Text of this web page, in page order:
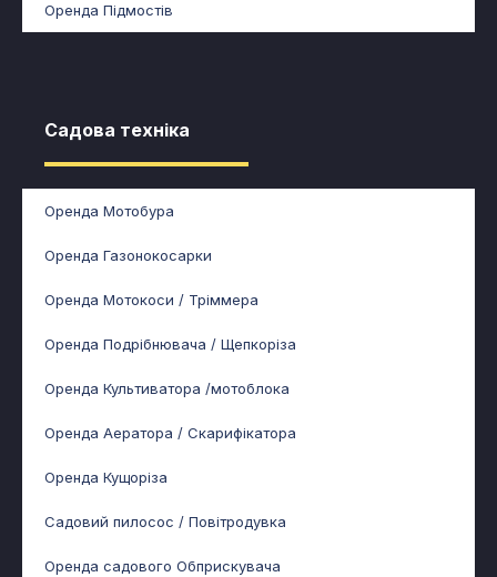
Оренда Підмостів
Садова техніка​
Оренда Мотобура
Оренда Газонокосарки
Оренда Мотокоси / Тріммера
Оренда Подрібнювача / Щепкоріза
Оренда Культиватора /мотоблока
Оренда Аератора / Скарифікатора
Оренда Кущоріза
Садовий пилосос / Повітродувка
Оренда садового Обприскувача